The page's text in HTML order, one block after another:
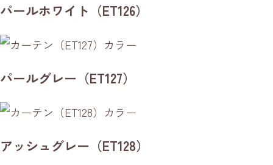
パールホワイト（ET126）
パールグレー（ET127）
アッシュグレー（ET128）